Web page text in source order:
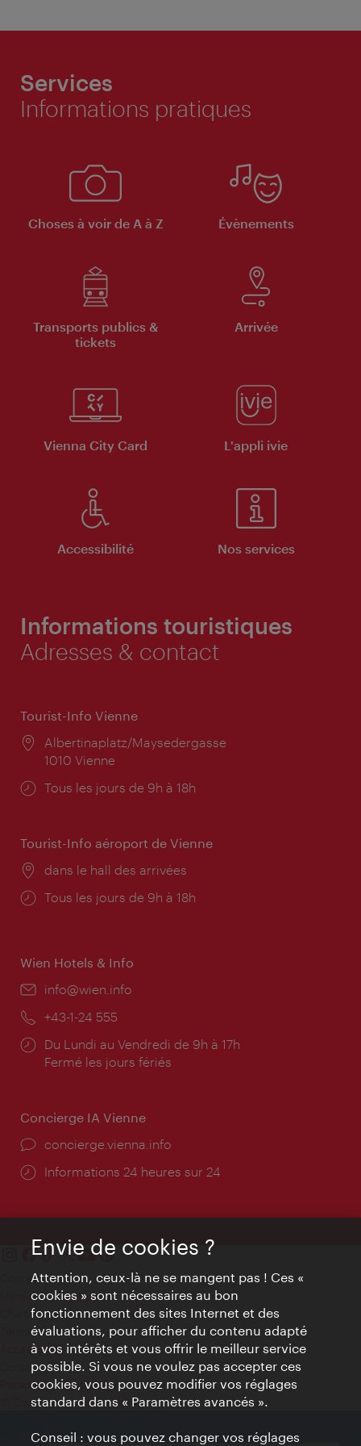
Services
Informations pratiques
Choses à voir de A à Z Évènements
Transports publics &
tickets
Arrivée
Vienna City Card L'appli ivie
Accessibilité Nos services
Informations touristiques
Adresses & contact
Tourist-Info Vienne
Lieu:
Albertinaplatz/Maysedergasse
1010 Vienne
Horaires
Tous les jours de 9h à 18h
Tourist-Info aéroport de Vienne
Lieu:
dans le hall des arrivées
Horaires
Tous les jours de 9h à 18h
Wien Hotels & Info
E-
info@wien.info
Téléphone:
+43-1-24 555
Horaires
d'ouverture:
Du Lundi au Vendredi de 9h à 17h
Fermé les jours fériés
Concierge IA Vienne
Ort:
concierge.vienna.info
Öffnungszeiten:
Informations 24 heures sur 24
Contact
Mentions obligatoires
Charte sur le respect de la vie privée
Terms of Use
Accessibilité
Contact presse
Paramètres de cookies
© Copyright WienTourismus
Envie de cookies ?
Attention, ceux-là ne se mangent pas ! Ces «
cookies » sont nécessaires au bon
fonctionnement des sites Internet et des
évaluations, pour afficher du contenu adapté
à vos intérêts et vous offrir le meilleur service
possible. Si vous ne voulez pas accepter ces
cookies, vous pouvez modifier vos réglages
standard dans « Paramètres avancés ».
Conseil : vous pouvez changer vos réglages